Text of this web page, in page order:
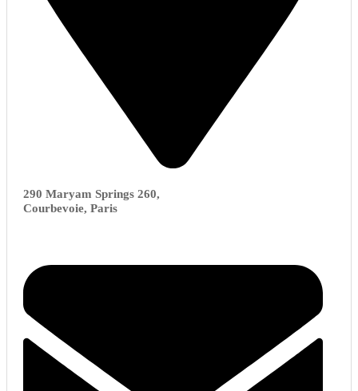
290 Maryam Springs 260,
Courbevoie, Paris